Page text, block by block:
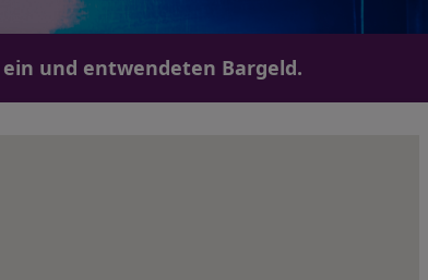
und entwendeten Bargeld.